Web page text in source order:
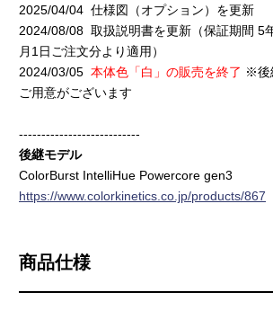
2025/04/04 仕様図（オプション）を更新
2024/08/08 取扱説明書を更新（保証期間 5
月1日ご注文分より適用）
2024/03/05 本体色「白」の販売を終了 ※後
ご用意がございます
---------------------------
後継モデル
ColorBurst IntelliHue Powercore gen3
https://www.colorkinetics.co.jp/products/867
商品仕様